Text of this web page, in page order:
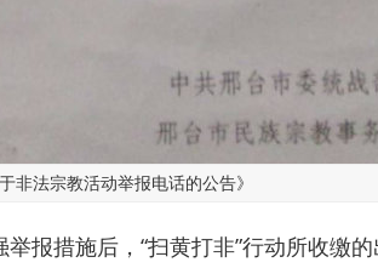
非法宗教活动举报电话的公告》
报措施后，“扫黄打非”行动所收缴